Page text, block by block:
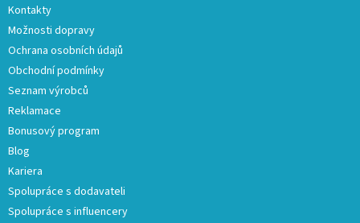
Kontakty
Možnosti dopravy
Ochrana osobních údajů
Obchodní podmínky
Seznam výrobců
Reklamace
Bonusový program
Blog
Kariera
Spolupráce s dodavateli
Spolupráce s influencery